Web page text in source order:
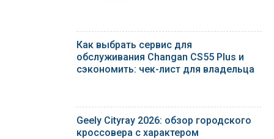
Как выбрать сервис для
обслуживания Changan CS55 Plus и
сэкономить: чек-лист для владельца
Geely Cityray 2026: обзор городского
кроссовера с характером